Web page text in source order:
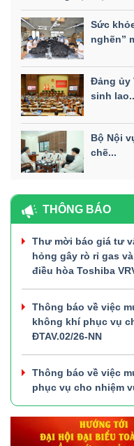
Sức
nghẽn”
Đảng ủy
sinh
Bộ Nội
chẽ...
THÔNG BÁO
Thư mời báo giá tư
hỏng gây rò rỉ gas
điều hòa Toshiba
Thông báo về việc
không khí phục vụ
ĐTAV.02/26-NN
Thông báo về việc
phục vụ cho nhiệm